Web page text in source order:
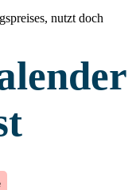
nutzt doch